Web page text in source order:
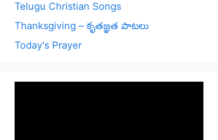
Telugu Christian Songs
Thanksgiving – కృతజ్ఞత పాటలు
Today's Prayer